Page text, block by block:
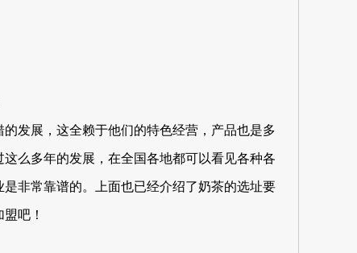
发展，这全赖于他们的特色经营，产品也是多
么多年的发展，在全国各地都可以看见各种各
非常靠谱的。上面也已经介绍了奶茶的选址要
吧！